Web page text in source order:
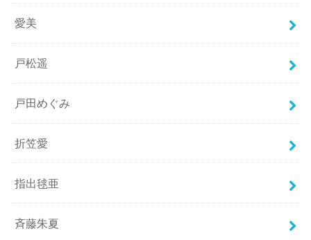
愛美
戸松遥
戸田めぐみ
折笠愛
指出毬亜
斉藤朱夏